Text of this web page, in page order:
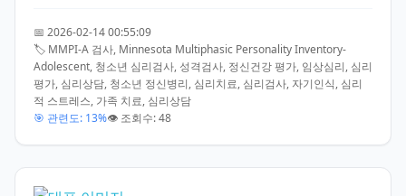
📅 2026-02-14 00:55:09
🏷️ MMPI-A 검사, Minnesota Multiphasic Personality Inventory-
Adolescent, 청소년 심리검사, 성격검사, 정신건강 평가, 임상심리, 심리
평가, 심리상담, 청소년 정신병리, 심리치료, 심리검사, 자기인식, 심리
적 스트레스, 가족 치료, 심리상담
🎯 관련도: 13%👁️ 조회수: 48